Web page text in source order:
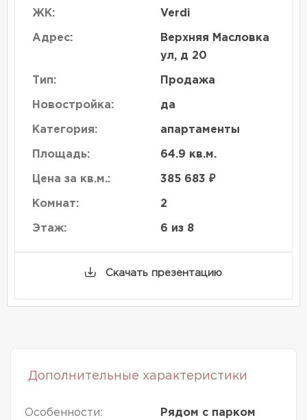
ЖК: Verdi
Адрес:
Верхняя Масловка
ул, д 20
Тип: Продажа
Новостройка: да
Категория: апартаменты
Площадь: 64.9 кв.м.
Цена за кв.м.: 385 683 ₽
Комнат: 2
Этаж: 6 из 8
Скачать презентацию
Дополнительные характеристики
Особенности: Рядом с парком